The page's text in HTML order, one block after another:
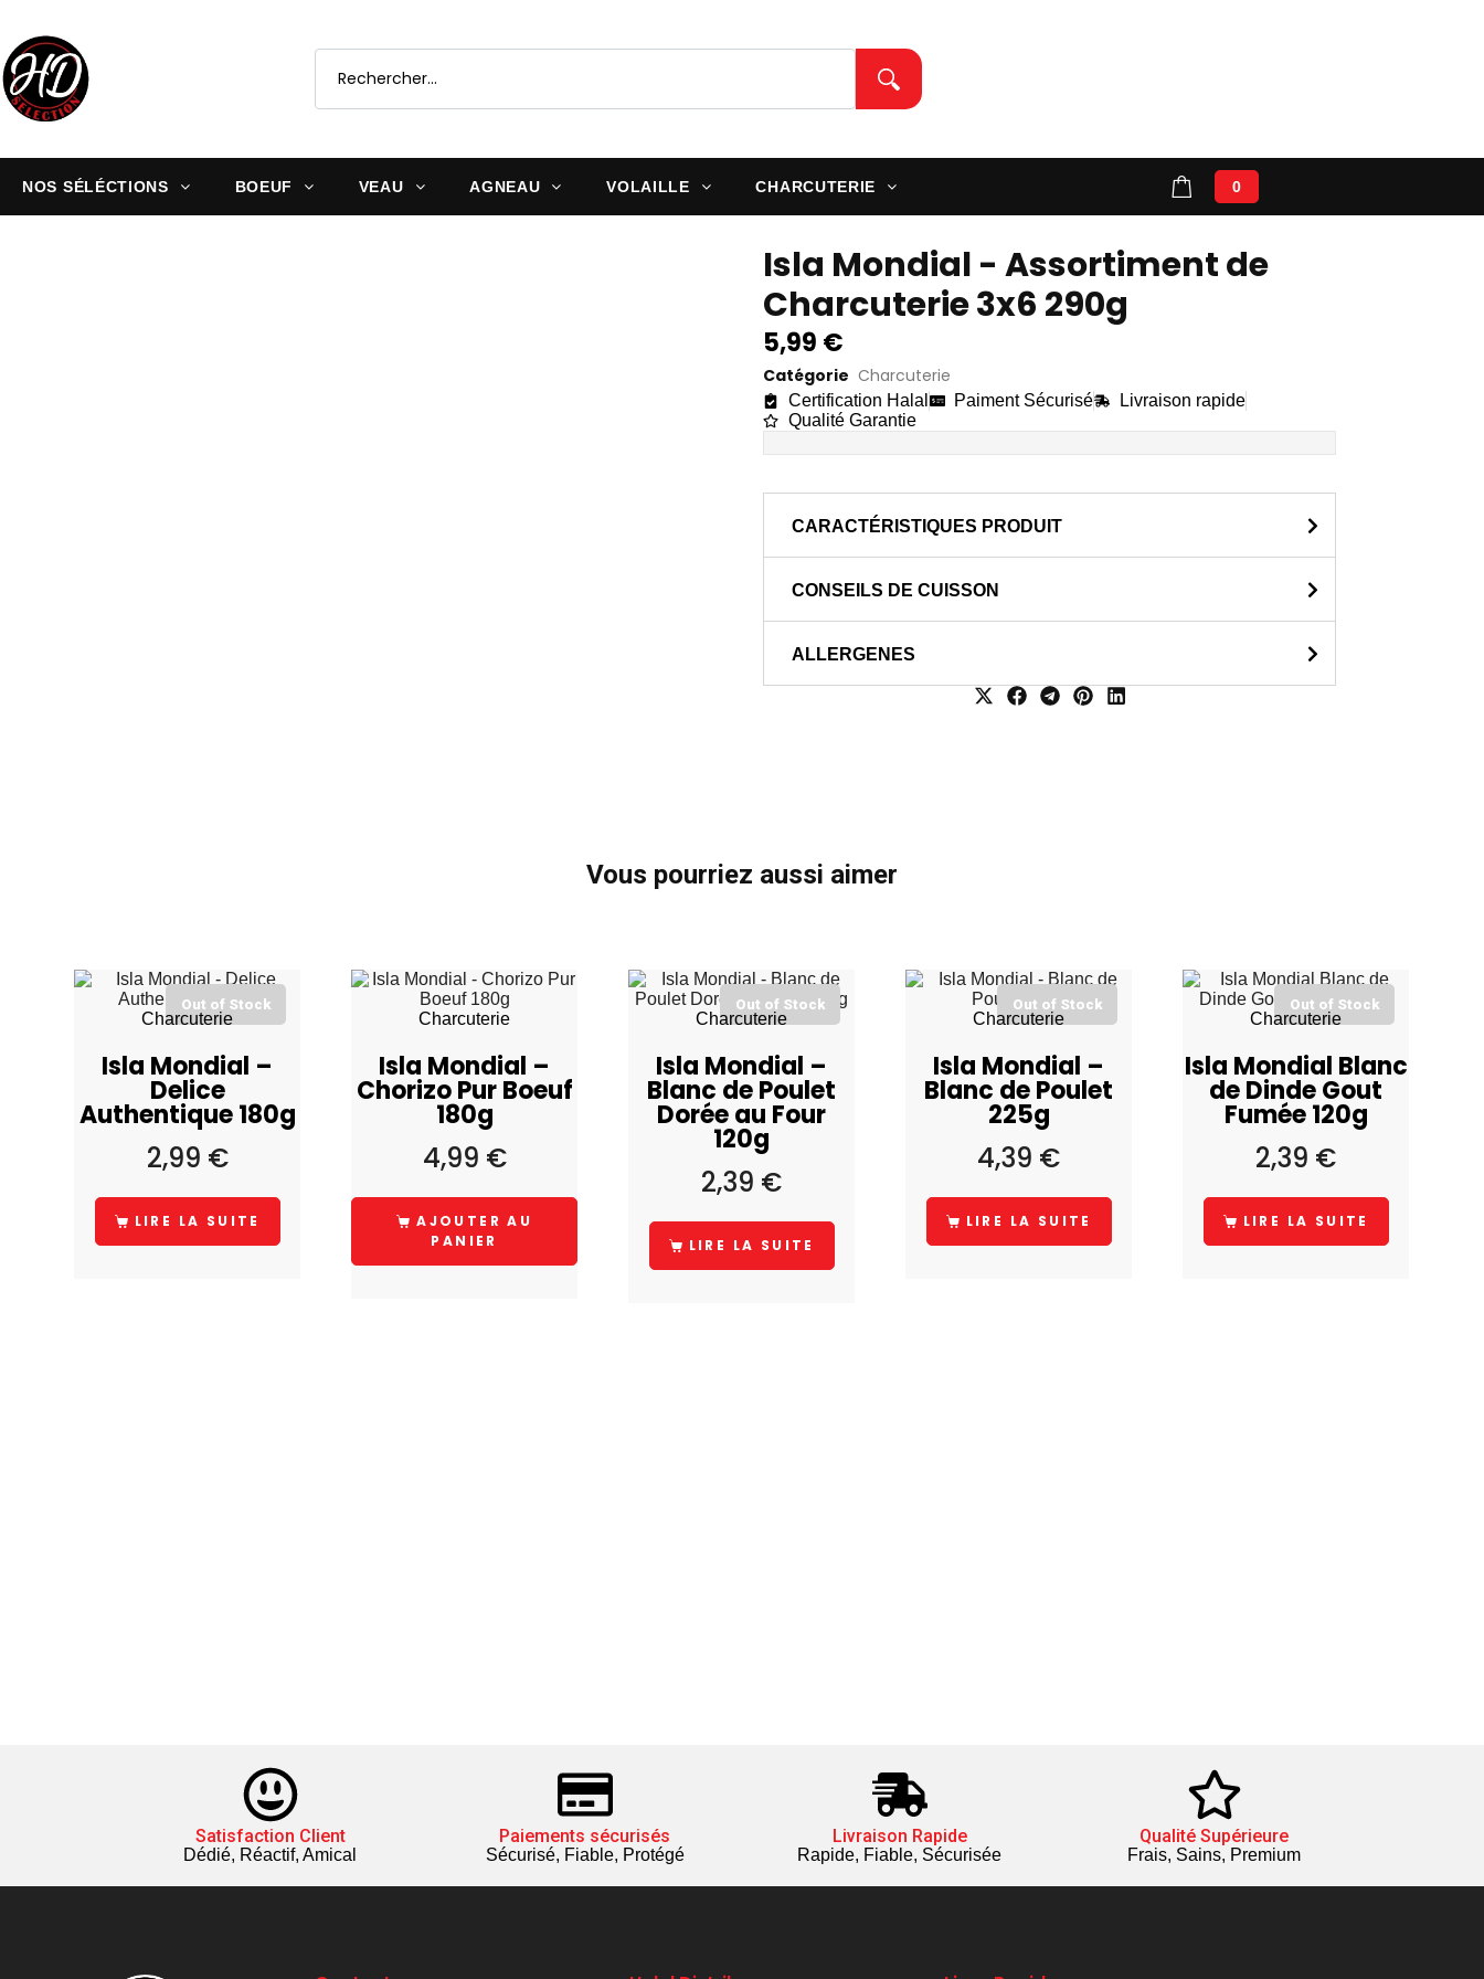
NOS SÉLÉCTIONS BOEUF VEAU AGNEAU VOLAILLE CHARCUTERIE 0
Isla Mondial - Assortiment de
Charcuterie 3x6 290g
5,99 €
Catégorie Charcuterie
Certification Halal Paiment Sécurisé
Livraison rapide
Qualité Garantie
CARACTÉRISTIQUES PRODUIT
CONSEILS DE CUISSON
ALLERGENES
Vous pourriez aussi aimer
Out of Stock
Charcuterie
Isla Mondial –
Delice
Authentique 180g
2,99 €
LIRE LA SUITE
Charcuterie
Isla Mondial –
Chorizo Pur Boeuf
180g
4,99 €
AJOUTER AU
PANIER
Out of Stock
Charcuterie
Isla Mondial –
Blanc de Poulet
Dorée au Four
120g
2,39 €
LIRE LA SUITE
Out of Stock
Charcuterie
Isla Mondial –
Blanc de Poulet
225g
4,39 €
LIRE LA SUITE
Out of Stock
Charcuterie
Isla Mondial Blanc
de Dinde Gout
Fumée 120g
2,39 €
LIRE LA SUITE
Satisfaction Client
Dédié, Réactif, Amical
Paiements sécurisés
Sécurisé, Fiable, Protégé
Livraison Rapide
Rapide, Fiable, Sécurisée
Qualité Supérieure
Frais, Sains, Premium